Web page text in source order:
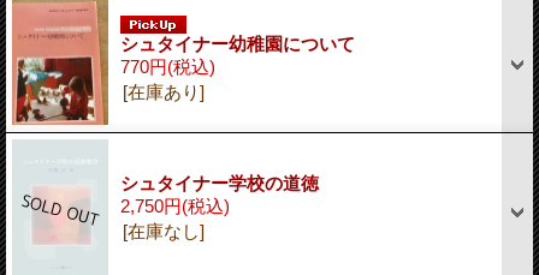
シュタイナー幼稚園について
770円(税込)
[在庫あり]
シュタイナー学校の道徳
2,750円(税込)
[在庫なし]